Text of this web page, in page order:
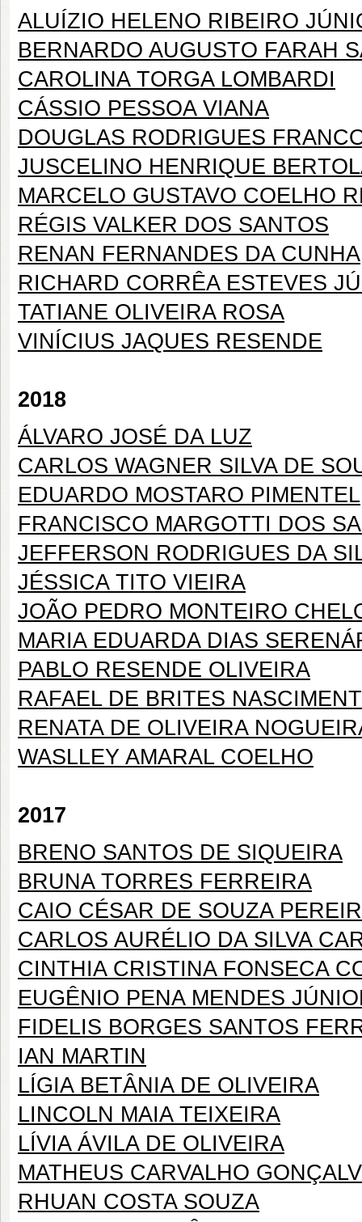
ALUÍZIO HELENO RIBEIRO
BERNARDO AUGUSTO FARAH
CAROLINA TORGA LOMBARDI
CÁSSIO PESSOA VIANA
DOUGLAS RODRIGUES
JUSCELINO HENRIQUE
MARCELO GUSTAVO COELHO
RÉGIS VALKER DOS SANTOS
RENAN FERNANDES DA CUNHA
RICHARD CORRÊA ESTEVES
TATIANE OLIVEIRA ROSA
VINÍCIUS JAQUES RESENDE
2018
ÁLVARO JOSÉ DA LUZ
CARLOS WAGNER SILVA DE
EDUARDO MOSTARO PIMENTEL
FRANCISCO MARGOTTI DOS
JEFFERSON RODRIGUES DA
JÉSSICA TITO VIEIRA
JOÃO PEDRO MONTEIRO
MARIA EDUARDA DIAS
PABLO RESENDE OLIVEIRA
RAFAEL DE BRITES
RENATA DE OLIVEIRA
WASLLEY AMARAL COELHO
2017
BRENO SANTOS DE SIQUEIRA
BRUNA TORRES FERREIRA
CAIO CÉSAR DE SOUZA
CARLOS AURÉLIO DA SILVA
CINTHIA CRISTINA FONSECA
EUGÊNIO PENA MENDES
FIDELIS BORGES SANTOS
IAN MARTIN
LÍGIA BETÂNIA DE OLIVEIRA
LINCOLN MAIA TEIXEIRA
LÍVIA ÁVILA DE OLIVEIRA
MATHEUS CARVALHO
RHUAN COSTA SOUZA